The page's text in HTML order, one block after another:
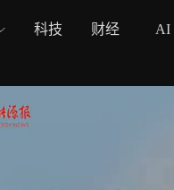
科技 财经 AI